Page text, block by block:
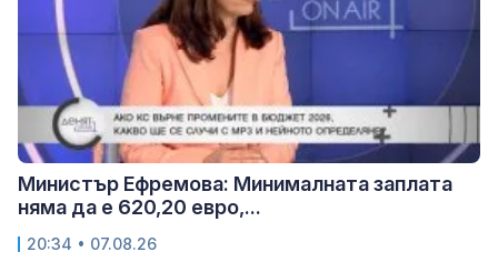
Министър Ефремова: Минималната заплата
няма да е 620,20 евро,...
20:34 • 07.08.26